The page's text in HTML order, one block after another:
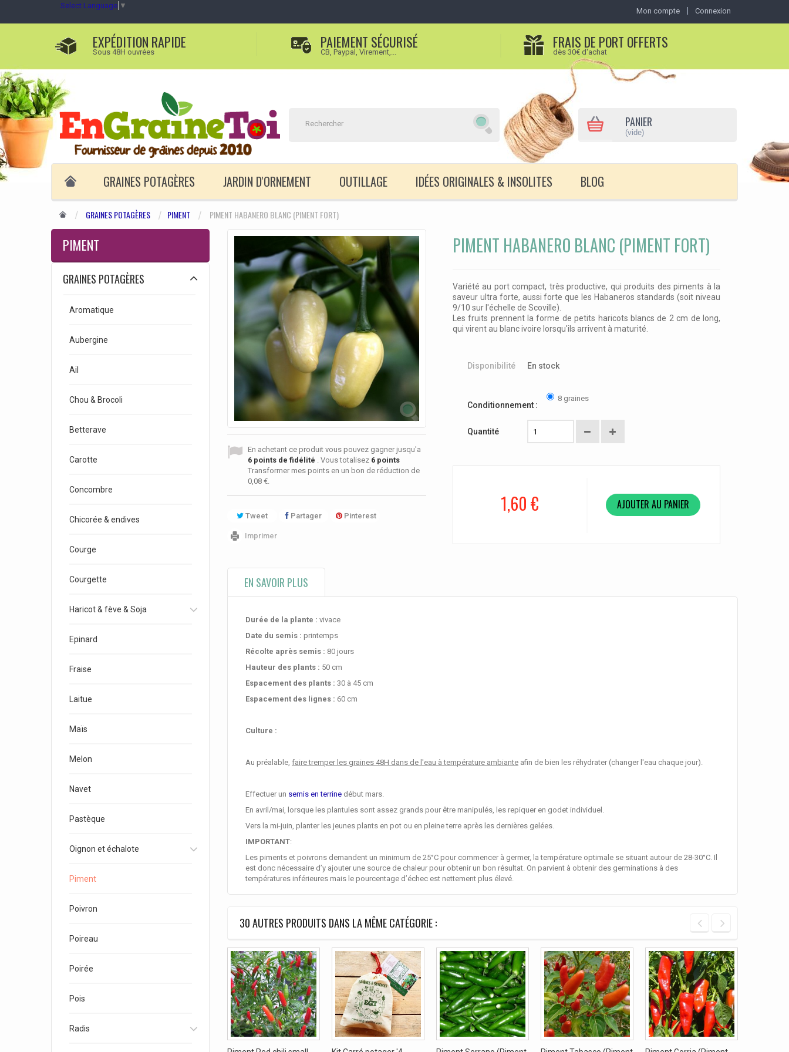
Mon compte Connexion
Select Language ▼
EXPÉDITION RAPIDE
Sous 48H ouvrées
PAIEMENT SÉCURISÉ
CB, Paypal, Virement,...
FRAIS DE PORT OFFERTS
dès 30€ d'achat
PANIER
(vide)
GRAINES POTAGÈRES JARDIN D'ORNEMENT OUTILLAGE IDÉES ORIGINALES & INSOLITES BLOG
GRAINES POTAGÈRES PIMENT PIMENT HABANERO BLANC (PIMENT FORT)
PIMENT
GRAINES POTAGÈRES
Aromatique
Aubergine
Ail
Chou & Brocoli
Betterave
Carotte
Concombre
Chicorée & endives
Courge
Courgette
Haricot & fève & Soja
Epinard
Fraise
Laitue
Maïs
Melon
Navet
Pastèque
Oignon et échalote
Piment
Poivron
Poireau
Poirée
Pois
Radis
En achetant ce produit vous pouvez gagner jusqu'a
6 points de fidélité . Vous totalisez 6 points
Transformer mes points en un bon de réduction de
0,08 €
Tweet Partager Pinterest
Imprimer
PIMENT HABANERO BLANC (PIMENT FORT)
Variété au port compact, très productive, qui produits des piments à la
saveur ultra forte, aussi forte que les Habaneros standards (soit niveau
9/10 sur l'échelle de Scoville).
Les fruits prennent la forme de petits haricots blancs de 2 cm de long,
qui virent au blanc ivoire lorsqu'ils arrivent à maturité.
Disponibilité En stock
Conditionnement :
8 graines
Quantité
1,60 € AJOUTER AU PANIER
EN SAVOIR PLUS
Durée de la plante : vivace
Date du semis : printemps
Récolte après semis : 80 jours
Hauteur des plants : 50 cm
Espacement des plants : 30 à 45 cm
Espacement des lignes : 60 cm
Culture :
Au préalable, faire tremper les graines 48H dans de l'eau à température ambiante afin de bien les réhydrater (changer l'eau chaque jour).
Effectuer un semis en terrine début mars.
En avril/mai, lorsque les plantules sont assez grands pour être manipulés, les repiquer en godet individuel.
Vers la mi-juin, planter les jeunes plants en pot ou en pleine terre après les dernières gelées.
IMPORTANT:
Les piments et poivrons demandent un minimum de 25°C pour commencer à germer, la température optimale se situant autour de 28-30°C. Il
est donc nécessaire d’y ajouter une source de chaleur pour obtenir un bon résultat. On parvient à obtenir des germinations à des
températures inférieures mais le pourcentage d’échec est nettement plus élevé.
30 AUTRES PRODUITS DANS LA MÊME CATÉGORIE :